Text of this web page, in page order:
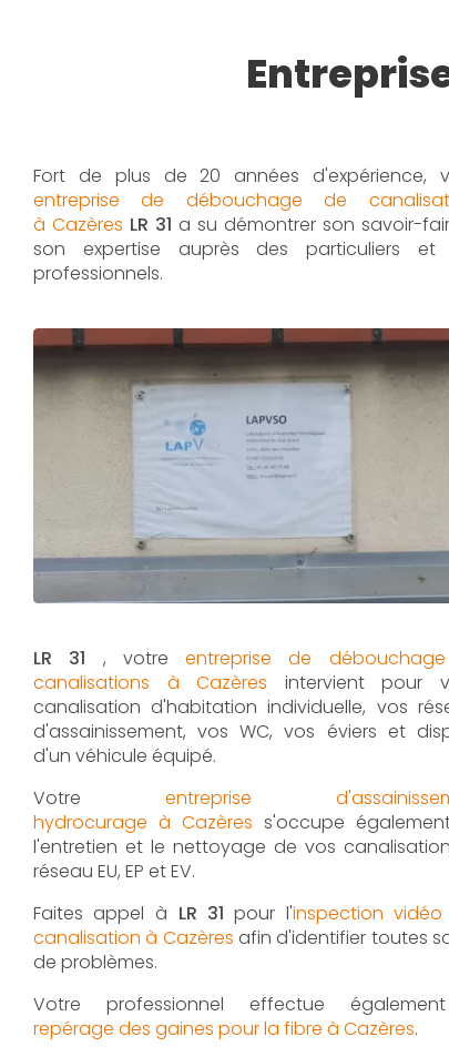
Fort de plus de 20 années d'expérience,
entreprise de débouchage de
à Cazères LR 31 a su démontrer son savoir-
son expertise auprès des particuliers et
professionnels.
LR 31 , votreentreprise de
canalisations à Cazères intervient pour
canalisation d'habitation individuelle, vos
d'assainissement, vos WC, vos éviers et
d'un véhicule équipé.
Votre entreprise
hydrocurage à Cazères s'occupe
l'entretien et le nettoyage de vos
réseau EU, EP et EV.
Faites appel à LR 31 pour l'inspection
canalisation à Cazères afin d'identifier toutes
de problèmes.
Votre professionnel effectue
repérage des gaines pour la fibre à Cazères.